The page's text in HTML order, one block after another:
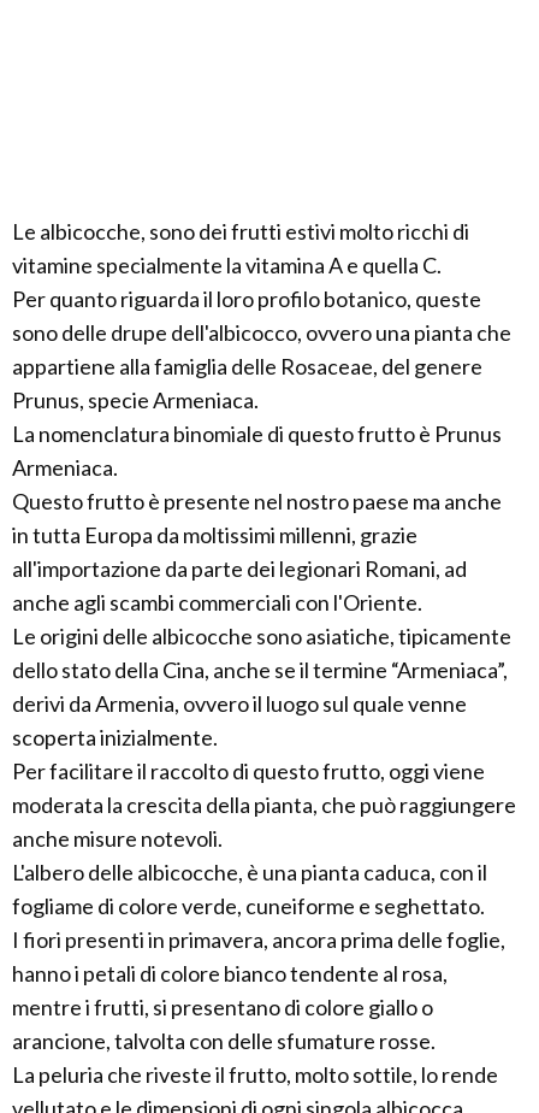
Le albicocche, sono dei frutti estivi molto ricchi di
vitamine specialmente la vitamina A e quella C.
Per quanto riguarda il loro profilo botanico, queste
sono delle drupe dell'albicocco, ovvero una pianta che
appartiene alla famiglia delle Rosaceae, del genere
Prunus, specie Armeniaca.
La nomenclatura binomiale di questo frutto è Prunus
Armeniaca.
Questo frutto è presente nel nostro paese ma anche
in tutta Europa da moltissimi millenni, grazie
all'importazione da parte dei legionari Romani, ad
anche agli scambi commerciali con l'Oriente.
Le origini delle albicocche sono asiatiche, tipicamente
dello stato della Cina, anche se il termine “Armeniaca”,
derivi da Armenia, ovvero il luogo sul quale venne
scoperta inizialmente.
Per facilitare il raccolto di questo frutto, oggi viene
moderata la crescita della pianta, che può raggiungere
anche misure notevoli.
L'albero delle albicocche, è una pianta caduca, con il
fogliame di colore verde, cuneiforme e seghettato.
I fiori presenti in primavera, ancora prima delle foglie,
hanno i petali di colore bianco tendente al rosa,
mentre i frutti, si presentano di colore giallo o
arancione, talvolta con delle sfumature rosse.
La peluria che riveste il frutto, molto sottile, lo rende